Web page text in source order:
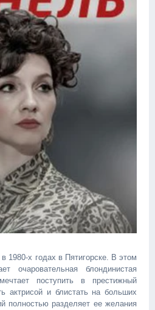
1980-х годах в Пятигорске. В этом
очаровательная блондинистая
поступить в престижный
актрисой и блистать на больших
полностью разделяет ее желания